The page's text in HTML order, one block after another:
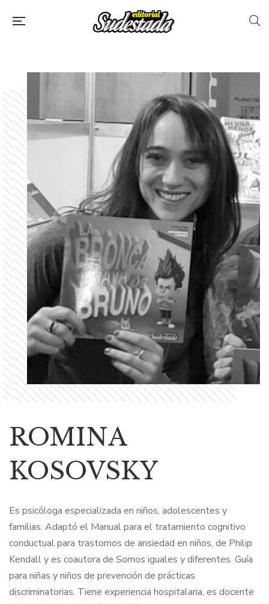
ROMINA
KOSOVSKY
Es psicóloga especializada en niños, adolescentes y
familias. Adaptó el Manual para el tratamiento cognitivo
conductual para trastornos de ansiedad en niños, de Philip
Kendall y es coautora de Somos iguales y diferentes. Guía
para niñas y niños de prevención de prácticas
discriminatorias. Tiene experiencia hospitalaria, es docente